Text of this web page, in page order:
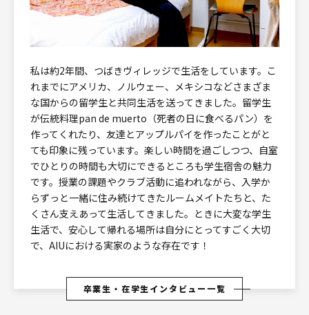
私は約2年間、つばきヴィレッジで生活をしています。こ
れまでにアメリカ、ノルウェー、メキシコなどさまざま
な国からの留学生と共同生活を送ってきました。留学生
が伝統料理pan de muerto（死者の日に食べるパン）を
作ってくれたり、友達とアップルパイを作ったことがと
ても印象に残っています。楽しい時間を過ごしつつ、自室
でひとりの時間も大切にできるところも学生宿舎の魅力
です。授業の課題やクラブ活動に追われながら、入学か
らずっと一緒に住み続けてきたルームメイトたちと、た
くさん支えあって生活してきました。ときに大変な学生
生活で、安心して帰れる場所は自分にとってすごく大切
で、AIUにおける実家のような存在です！
卒業生・在学生インタビュー一覧